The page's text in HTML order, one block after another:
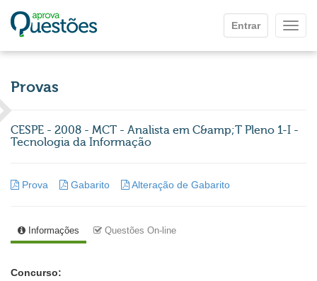
Entrar
Provas
CESPE - 2008 - MCT - Analista em C&amp;T Pleno 1-I -
Tecnologia da Informação
Prova Gabarito Alteração de Gabarito
Informações Questões On-line
Concurso: